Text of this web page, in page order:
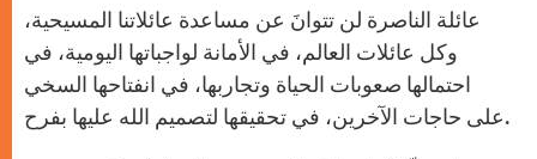
عائلة الناصرة لن تتوانَ عن مساعدة عائلاتنا المسيحية،
وكل عائلات العالم، في الأمانة لواجباتها اليومية، في
احتمالها صعوبات الحياة وتجاربها، في انفتاحها السخي
على حاجات الآخرين، في تحقيقها لتصميم الله عليها بفرح.